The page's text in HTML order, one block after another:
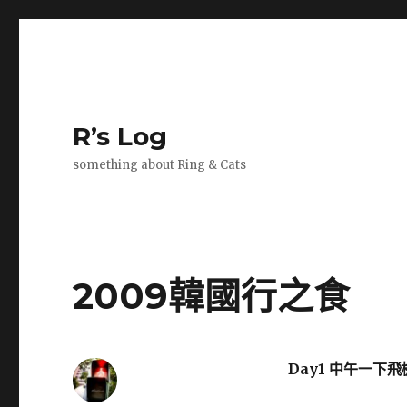
R’s Log
something about Ring & Cats
2009韓國行之食
Day1 中午一下飛